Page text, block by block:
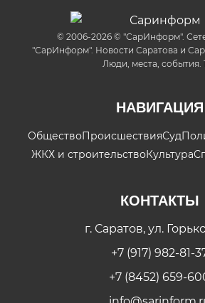
© 2006-2026 © "СарИнформ".
"СарИнформ". Новости Саратова и
Люди, места, события.
НАВИГАЦИЯ
ОбществоПроисшествияСуд
ЖКХ и строительствоКультура
КОНТАКТЫ
г. Саратов, ул.
+7 (917) 982-81-
+7 (8452) 659-